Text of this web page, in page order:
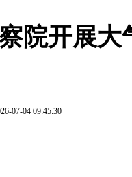
院开展大
07-04 09:45:30